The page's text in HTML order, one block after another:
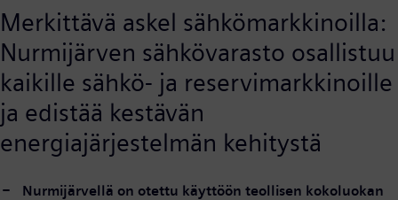
Merkittävä askel sähkömarkkinoilla:
Nurmijärven sähkövarasto osallistuu
kaikille sähkö- ja reservimarkkinoille
ja edistää kestävän
energiajärjestelmän kehitystä
Nurmijärvellä on otettu käyttöön teollisen kokoluokan